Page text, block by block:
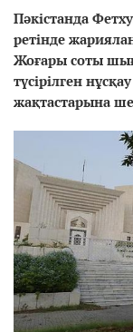
Пәкістанда
ретінде
Жоғары соты
түсірілген
жақтастарына